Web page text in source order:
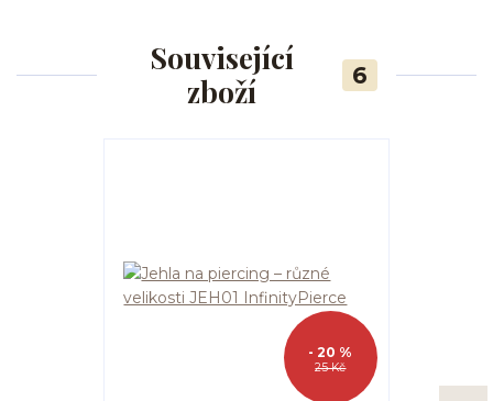
Související
zboží
6
25 Kč
- 20 %